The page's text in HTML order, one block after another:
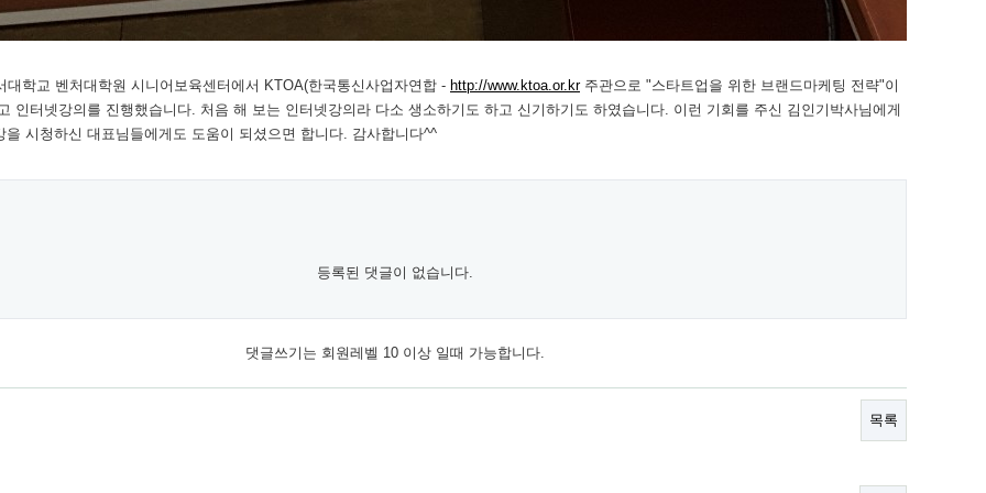
대학교 벤처대학원 시니어보육센터에서 KTOA(한국통신사업자연합 - http://www.ktoa.or.kr주관으로 "스타트업을 위한 브랜드마케팅 전략"이
인터넷강의를 진행했습니다. 처음 해 보는 인터넷강의라 다소 생소하기도 하고 신기하기도 하였습니다. 이런 기회를 주신 김인기박사님에게
을 시청하신 대표님들에게도 도움이 되셨으면 합니다. 감사합니다^^
등록된 댓글이 없습니다.
댓글쓰기는 회원레벨 10 이상 일때 가능합니다.
목록